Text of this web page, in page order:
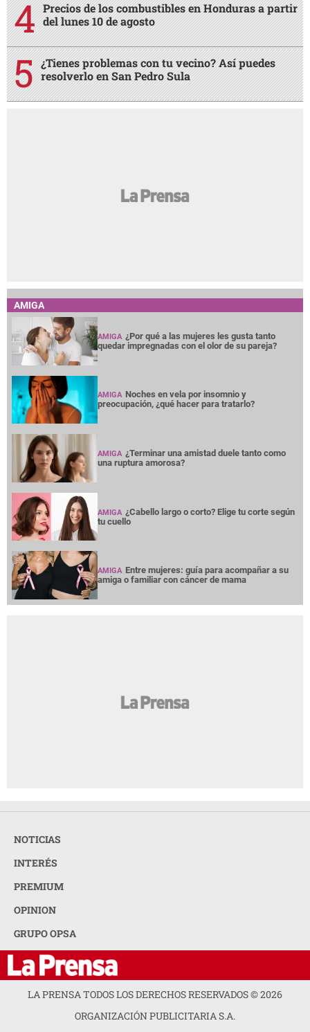
Precios de los combustibles en Honduras a partir
del lunes 10 de agosto
¿Tienes problemas con tu vecino? Así puedes
resolverlo en San Pedro Sula
AMIGA
AMIGA ¿Por qué a las mujeres les gusta tanto
quedar impregnadas con el olor de su pareja?
AMIGA Noches en vela por insomnio y
preocupación, ¿qué hacer para tratarlo?
AMIGA ¿Terminar una amistad duele tanto como
una ruptura amorosa?
AMIGA ¿Cabello largo o corto? Elige tu corte según
tu cuello
AMIGA Entre mujeres: guía para acompañar a su
amiga o familiar con cáncer de mama
NOTICIAS
INTERÉS
PREMIUM
OPINION
GRUPO OPSA
LA PRENSA TODOS LOS DERECHOS RESERVADOS ©2026
ORGANIZACIÓN PUBLICITARIA S.A.